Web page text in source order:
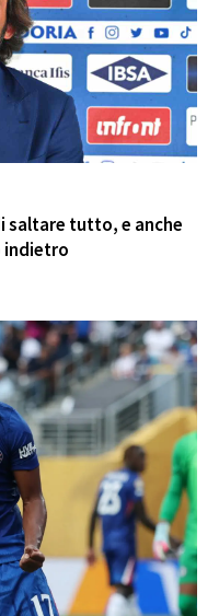
saltare tutto, e anche
indietro